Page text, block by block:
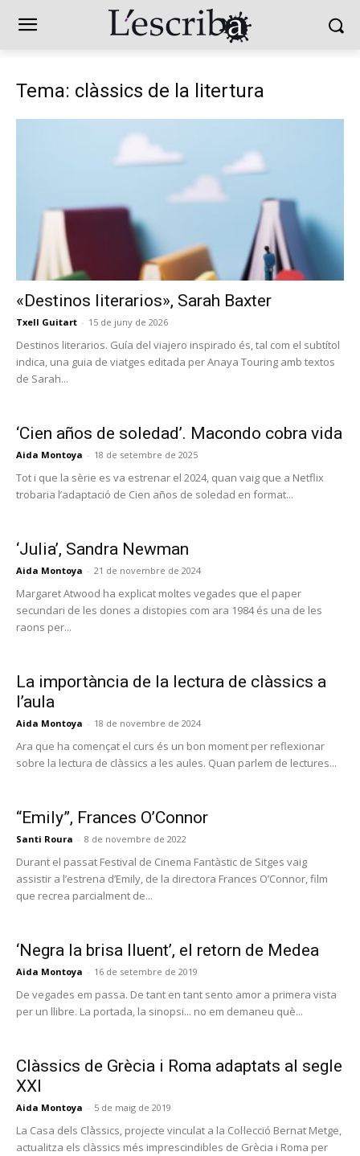
Tema: clàssics de la litertura
«Destinos literarios», Sarah Baxter
Txell Guitart - 15 de juny de 2026
Destinos literarios. Guía del viajero inspirado és, tal com el subtítol
indica, una guia de viatges editada per Anaya Touring amb textos
de Sarah...
‘Cien años de soledad’. Macondo cobra vida
Aida Montoya - 18 de setembre de 2025
Tot i que la sèrie es va estrenar el 2024, quan vaig que a Netflix
trobaria l’adaptació de Cien años de soledad en format...
‘Julia’, Sandra Newman
Aida Montoya - 21 de novembre de 2024
Margaret Atwood ha explicat moltes vegades que el paper
secundari de les dones a distopies com ara 1984 és una de les
raons per...
La importància de la lectura de clàssics a
l’aula
Aida Montoya - 18 de novembre de 2024
Ara que ha començat el curs és un bon moment per reflexionar
sobre la lectura de clàssics a les aules. Quan parlem de lectures...
“Emily”, Frances O’Connor
Santi Roura - 8 de novembre de 2022
Durant el passat Festival de Cinema Fantàstic de Sitges vaig
assistir a l’estrena d’Emily, de la directora Frances O’Connor, film
que recrea parcialment de...
‘Negra la brisa lluent’, el retorn de Medea
Aida Montoya - 16 de setembre de 2019
De vegades em passa. De tant en tant sento amor a primera vista
per un llibre. La portada, la sinopsi... no em demaneu què...
Clàssics de Grècia i Roma adaptats al segle
XXI
Aida Montoya - 5 de maig de 2019
La Casa dels Clàssics, projecte vinculat a la Col·lecció Bernat Metge,
actualitza els clàssics més imprescindibles de Grècia i Roma per